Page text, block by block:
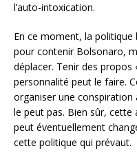
l’auto-intoxication.
En ce moment, la
pour contenir Bolsonaro,
déplacer. Tenir des propos
personnalité peut le faire.
organiser une
le peut pas. Bien sûr,
peut éventuellement
cette politique qui prévaut.